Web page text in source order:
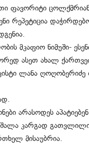
ფავორიტი
რეპეტიცია
მკაფიო ნიმუში-
ასეთ ახალ
ლანა ღოღობერიძე
არასოდეს
კარგად გათვლილი
მისაუბრია.